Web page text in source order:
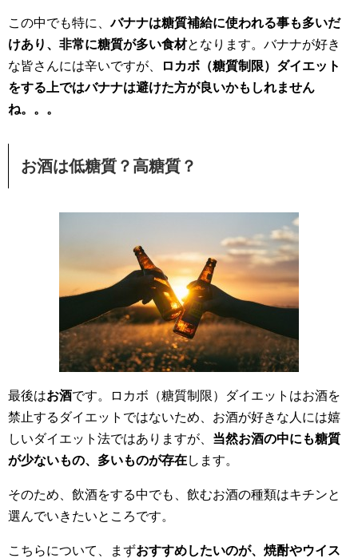
この中でも特に、バナナは糖質補給に使われる事も多いだ
けあり、非常に糖質が多い食材となります。バナナが好き
な皆さんには辛いですが、
ロカボ（糖質制限）ダイエット
をする上ではバナナは避けた方が良いかもしれません
ね。。。
お酒は低糖質？高糖質？
最後はお酒です。
ロカボ（糖質制限）ダイエットはお酒を
禁止するダイエットではないため、お酒が好きな人には嬉
しいダイエット法ではありますが、 当然お酒の中にも糖質
が少ないもの、多いものが存在します。
そのため、飲酒をする中でも、飲むお酒の種類はキチンと
選んでいきたいところです。
こちらについて、まずおすすめしたいのが、焼酎やウイス